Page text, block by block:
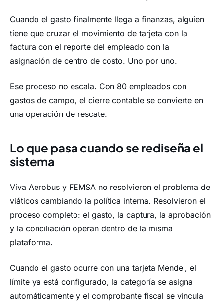
Cuando el gasto finalmente llega a finanzas, alguien
tiene que cruzar el movimiento de tarjeta con la
factura con el reporte del empleado con la
asignación de centro de costo. Uno por uno.
Ese proceso no escala. Con 80 empleados con
gastos de campo, el cierre contable se convierte en
una operación de rescate.
Lo que pasa cuando se rediseña el
sistema
Viva Aerobus y FEMSA no resolvieron el problema de
viáticos cambiando la política interna. Resolvieron el
proceso completo: el gasto, la captura, la aprobación
y la conciliación operan dentro de la misma
plataforma.
Cuando el gasto ocurre con una tarjeta Mendel, el
límite ya está configurado, la categoría se asigna
automáticamente y el comprobante fiscal se vincula